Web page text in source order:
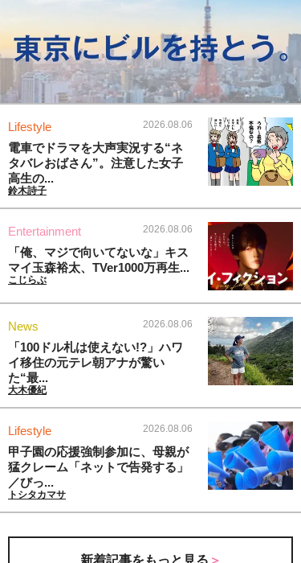
Lifestyle 2026.08.06
電車でドラマを大声実況する“ネ
タバレおばさん”。注意した女子
高生の...
鈴木詩子
Entertainment 2026.08.06
「俺、マジで向いてないな」キス
マイ玉森裕太、TVer1000万再生...
こじらぶ
News 2026.08.06
「100ドル札は使えない!?」ハワ
イ移住の元テレ朝アナが驚い
た“最...
大木優紀
Lifestyle 2026.08.06
甲子園の応援強制参加に、母親が
猛クレーム「ネットで告発する」
／びっ...
トシタカマサ